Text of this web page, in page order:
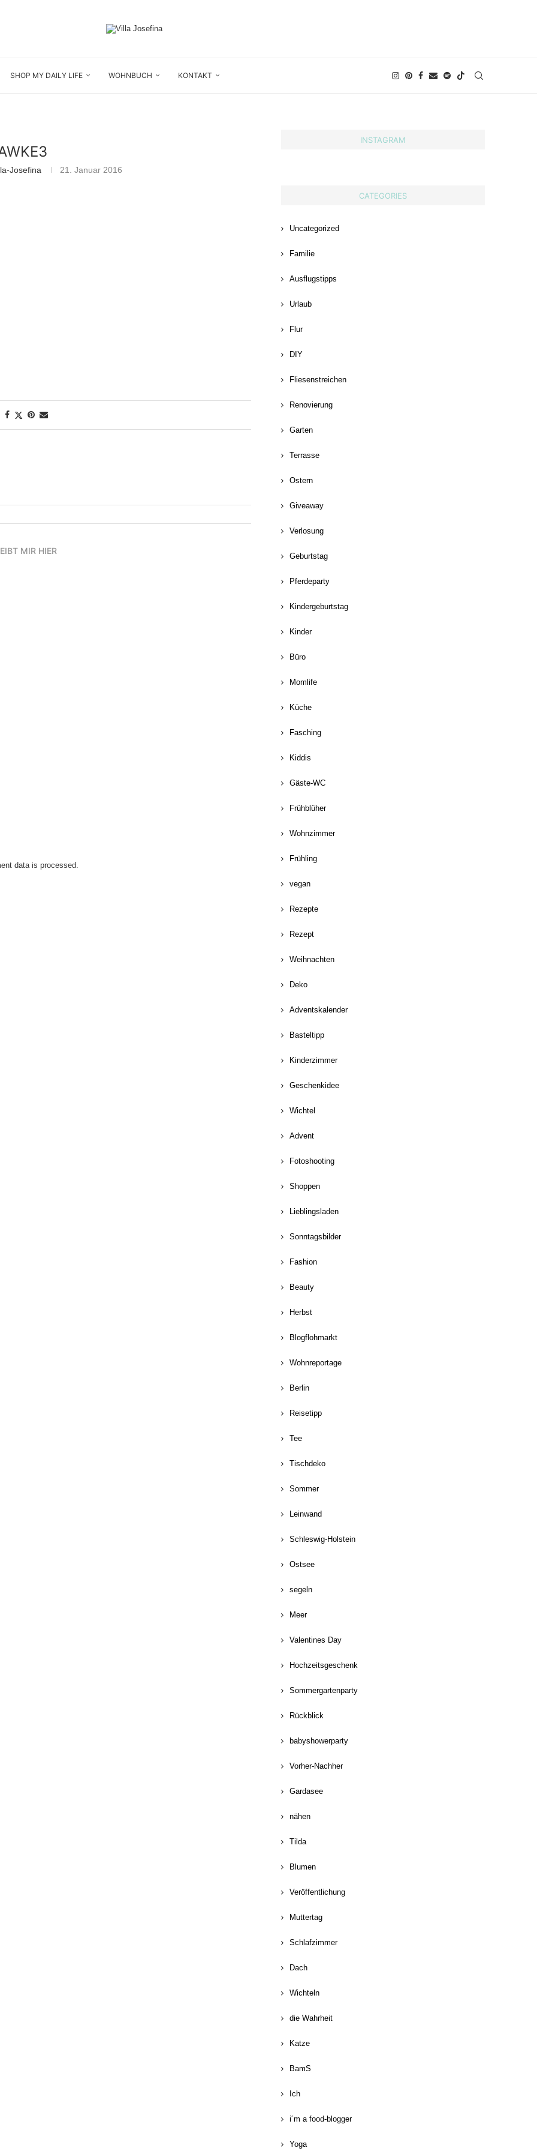
SHOP MY DAILY LIFE WOHNBUCH KONTAKT
Josefina 21. Januar 2016
MIR HIER
data is processed.
INSTAGRAM
CATEGORIES
Uncategorized
Familie
Ausflugstipps
Urlaub
Flur
DIY
Fliesenstreichen
Renovierung
Garten
Terrasse
Ostern
Giveaway
Verlosung
Geburtstag
Pferdeparty
Kindergeburtstag
Kinder
Büro
Momlife
Küche
Fasching
Kiddis
Gäste-WC
Frühblüher
Wohnzimmer
Frühling
vegan
Rezepte
Rezept
Weihnachten
Deko
Adventskalender
Basteltipp
Kinderzimmer
Geschenkidee
Wichtel
Advent
Fotoshooting
Shoppen
Lieblingsladen
Sonntagsbilder
Fashion
Beauty
Herbst
Blogflohmarkt
Wohnreportage
Berlin
Reisetipp
Tee
Tischdeko
Sommer
Leinwand
Schleswig-Holstein
Ostsee
segeln
Meer
Valentines Day
Hochzeitsgeschenk
Sommergartenparty
Rückblick
babyshowerparty
Vorher-Nachher
Gardasee
nähen
Tilda
Blumen
Veröffentlichung
Muttertag
Schlafzimmer
Dach
Wichteln
die Wahrheit
Katze
BamS
Ich
i´m a food-blogger
Yoga